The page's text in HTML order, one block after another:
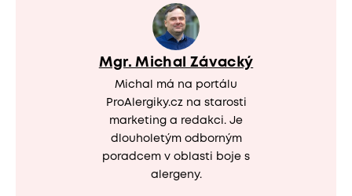
Mgr. Michal Závacký
Michal má na portálu
ProAlergiky.cz na starosti
marketing a redakci. Je
dlouholetým odborným
poradcem v oblasti boje s
alergeny.